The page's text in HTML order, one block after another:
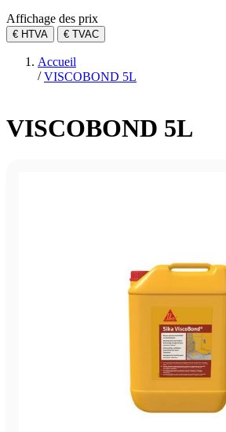
Affichage des prix
€ HTVA € TVAC
Accueil
/ VISCOBOND 5L
VISCOBOND 5L